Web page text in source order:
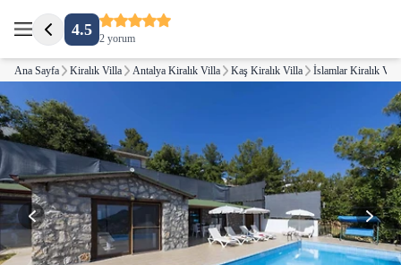
4.5 2 yorum
Ana Sayfa Kiralık Villa Antalya Kiralık Villa Kaş Kiralık Villa İslamlar Kiralık Villa